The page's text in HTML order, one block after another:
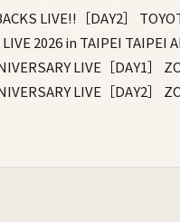
LIVE!!［DAY2］
2026 in TAIPEI TAIPEI
LIVE［DAY1］
LIVE［DAY2］